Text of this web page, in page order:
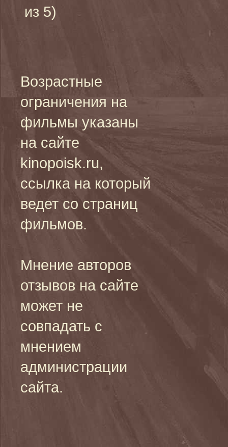
из 5)
Возрастные
ограничения на
фильмы указаны
на сайте
kinopoisk.ru,
ссылка на который
ведет со страниц
фильмов.
Мнение авторов
отзывов на сайте
может не
совпадать с
мнением
администрации
сайта.